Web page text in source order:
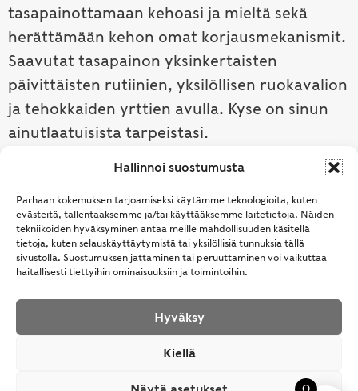
Hallinnoi suostumusta
Parhaan kokemuksen tarjoamiseksi käytämme teknologioita, kuten
evästeitä, tallentaaksemme ja/tai käyttääksemme laitetietoja. Näiden
tekniikoiden hyväksyminen antaa meille mahdollisuuden käsitellä
tietoja, kuten selauskäyttäytymistä tai yksilöllisiä tunnuksia tällä
sivustolla. Suostumuksen jättäminen tai peruuttaminen voi vaikuttaa
haitallisesti tiettyihin ominaisuuksiin ja toimintoihin.
Hyväksy
Kiellä
tasapainottamaan kehoasi ja mieltä sekä
herättämään kehon omat korjausmekanismit.
Saavutat tasapainon yksinkertaisten
päivittäisten rutiinien, yksilöllisen ruokavalion
ja tehokkaiden yrttien avulla. Kyse on sinun
ainutlaatuisista tarpeistasi.
Tutustu ayurvedaan →
© Samhita | Ayurveda -tuotteita suomalaisille jo
vuodesta 1994. All Rights Reserved.